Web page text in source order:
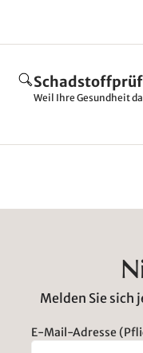
Weil Ihre Gesundheit
Melden Sie sich
E-Mail-Adresse